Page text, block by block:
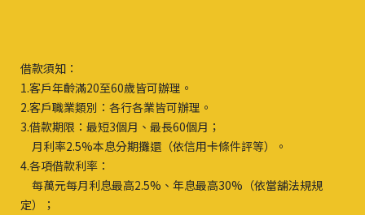
借款須知：
1.客戶年齡滿20至60歲皆可辦理。
2.客戶職業類別：各行各業皆可辦理。
3.借款期限：最短3個月、最長60個月；
月利率2.5%本息分期攤還（依信用卡條件評等）。
4.各項借款利率：
每萬元每月利息最高2.5%、年息最高30%（依當舖法規規
定）；